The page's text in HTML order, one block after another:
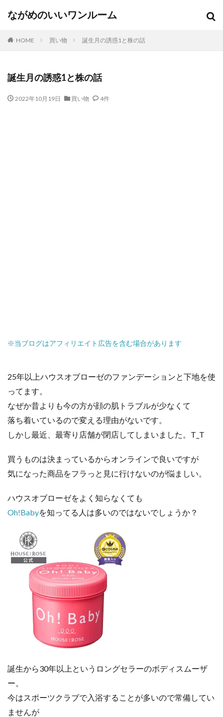
ながめのいいワンルーム
HOME 買い物 誕生月の誘惑1と株の話
誕生月の誘惑1と株の話
2022年10月19日 買い物 4件
※当ブログはアフィリエイト広告を含む場合があります
25年以上ハウスオブローゼのファンデーションと下地を使
ってます。
なぜか昔よりも今の方が顔の肌トラブルが少なくて
落ち着いているので変える理由がないです。
しかし最近、最寄り店舗が閉店してしまいました。T_T
買うものは決まっているからオンラインで良いですが
気になった商品をフラっと見に行けないのが悩ましい。
ハウスオブローゼをよく知らなくても
Oh!Babyを知ってる人は多いのではないでしょうか？
誕生から30年以上というロングセラーのボディスムーザ
ー。
今はスポーツクラブで入浴することが多いので常備してい
ませんが